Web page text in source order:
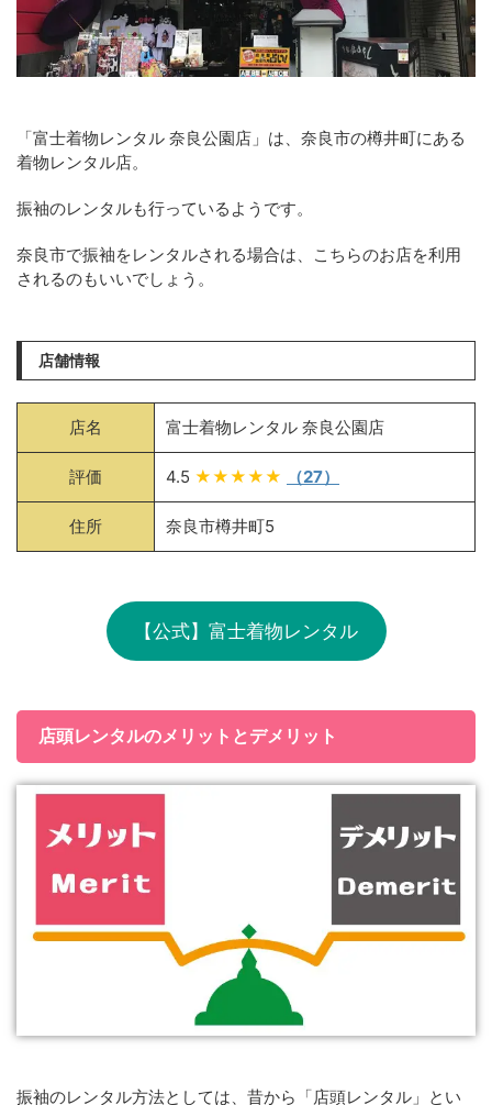
「富士着物レンタル 奈良公園店」は、奈良市の樽井町にある
着物レンタル店。
振袖のレンタルも行っているようです。
奈良市で振袖をレンタルされる場合は、こちらのお店を利用
されるのもいいでしょう。
店舗情報
店名 富士着物レンタル 奈良公園店
評価 4.5 ★★★★★ （27）
住所 奈良市樽井町5
【公式】富士着物レンタル
店頭レンタルのメリットとデメリット
振袖のレンタル方法としては、昔から「店頭レンタル」とい